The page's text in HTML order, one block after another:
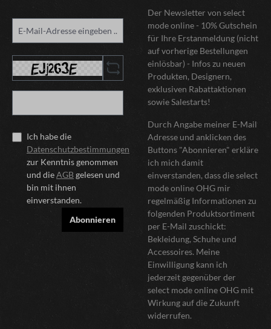
Ich habe die
Datenschutzbestimmungen
zur Kenntnis genommen
und dieAGBgelesen und
bin mit ihnen
einverstanden.
Abonnieren
Der Newsletter von select
mode online - 10% Gutschein
für Ihre Erstanmeldung (nicht
auf vorherige Bestellungen
einlösbar) - Infos zu neuen
Produkten, Designern,
exklusiven Rabattaktionen
sowie Salestarts!
Durch Angabe meiner E-Mail
Adresse und anklicken des
Buttons "Abonnieren" erkläre
ich mich damit
einverstanden, dass die select
mode online OHG mir
regelmäßig Informationen zu
folgenden Produktsortiment
per E-Mail zuschickt:
Bekleidung, Schuhe und
Accessoires. Meine
Einwilligung kann ich
jederzeit gegenüber der
select mode online OHG mit
Wirkung auf die Zukunft
widerrufen.